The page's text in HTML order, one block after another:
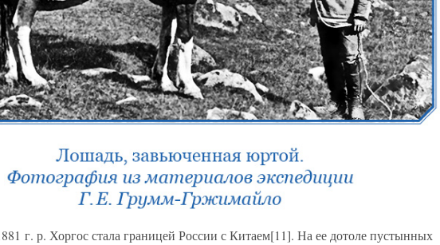
г. р. Хоргос стала границей России с Китаем[11]. На ее дотоле пустынных